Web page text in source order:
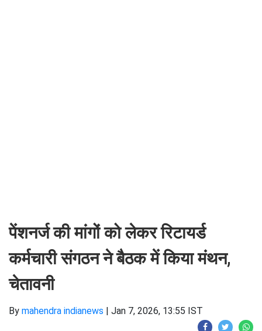
पेंशनर्ज की मांगों को लेकर रिटायर्ड
कर्मचारी संगठन ने बैठक में किया मंथन,
चेतावनी
By mahendra indianews | Jan 7, 2026, 13:55 IST